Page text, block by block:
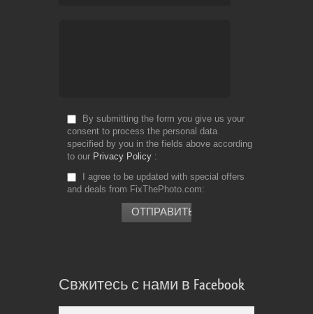
By submitting the form you give us your
consent to process the personal data
specified by you in the fields above according
to our Privacy Policy
I agree to be updated with special offers
and deals from FixThePhoto.com
Свжитесь с нами в Facebook